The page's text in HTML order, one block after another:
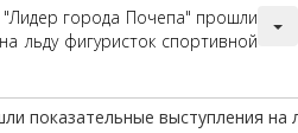
города Почепа" прошли
льду фигуристок спортивной
показательные выступления на